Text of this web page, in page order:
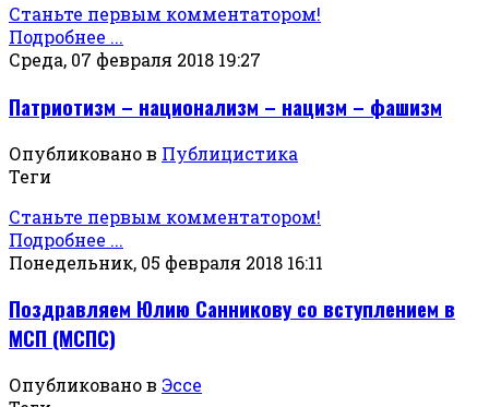
Станьте первым комментатором!
Подробнее ...
Среда, 07 февраля 2018 19:27
Патриотизм – национализм – нацизм – фашизм
Опубликовано в Публицистика
Теги
Станьте первым комментатором!
Подробнее ...
Понедельник, 05 февраля 2018 16:11
Поздравляем Юлию Санникову со вступлением в
МСП (МСПС)
Опубликовано в Эссе